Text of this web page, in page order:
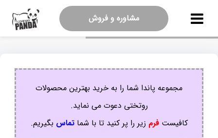
مشاوره و فروش
مجموعه پاندا شما را به خرید بهترین محصولات
روتختی دعوت می نماید.
کافیستفرم زیر را پر کنید تا با شماتماس بگیریم.